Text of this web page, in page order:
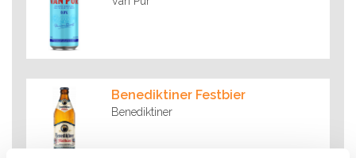
Benediktiner Festbier
Benediktiner